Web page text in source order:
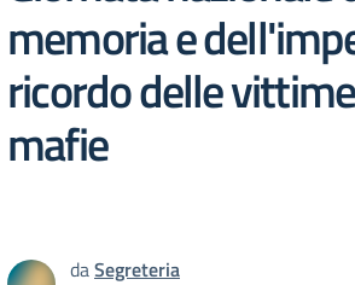
memoria e
ricordo delle
mafie
daSegreteria